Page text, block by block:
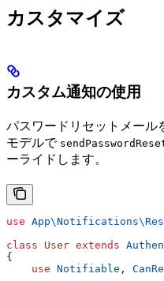
カスタマイズ
カスタム通知の使用
パスワードリセットメール
モデルで
ーライドします。
use App\Notifications\
class User extends
{
    use
Notifiable ,